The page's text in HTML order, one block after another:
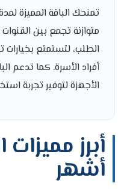
متوازنة تجمع بين
الطلب، لتستمتع
أفراد الأسرة. كما تدعم
الأجهزة لتوفير تجربة
أشهر